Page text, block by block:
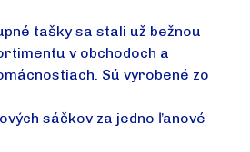
tašky sa stali už bežnou
v obchodoch a
Sú vyrobené zo
sáčkov za jedno ľanové